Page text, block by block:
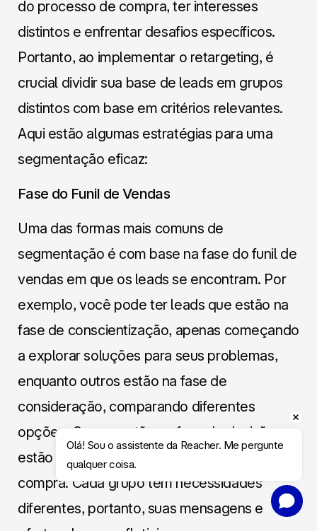
do processo de compra, ter interesses
distintos e enfrentar desafios específicos.
Portanto, ao implementar o retargeting, é
crucial dividir sua base de leads em grupos
distintos com base em critérios relevantes.
Aqui estão algumas estratégias para uma
segmentação eficaz:
Fase do Funil de Vendas
Uma das formas mais comuns de
segmentação é com base na fase do funil de
vendas em que os leads se encontram. Por
exemplo, você pode ter leads que estão na
fase de conscientização, apenas começando
a explorar soluções para seus problemas,
enquanto outros estão na fase de
consideração, comparando diferentes
opções. Os que estão na fase de decisão
estão prestes a tomar uma decisão de
compra. Cada grupo tem necessidades
diferentes, portanto, suas mensagens e
Olá! Sou o assistente da Reacher. Me pergunte
qualquer coisa.